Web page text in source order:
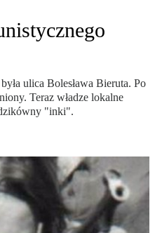
ulica Bolesława Bieruta. Po
Teraz władze lokalne
"inki".